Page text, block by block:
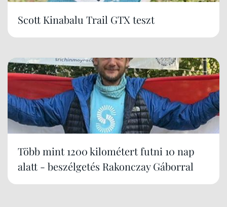
Scott Kinabalu Trail GTX teszt
Több mint 1200 kilométert futni 10 nap
alatt - beszélgetés Rakonczay Gáborral